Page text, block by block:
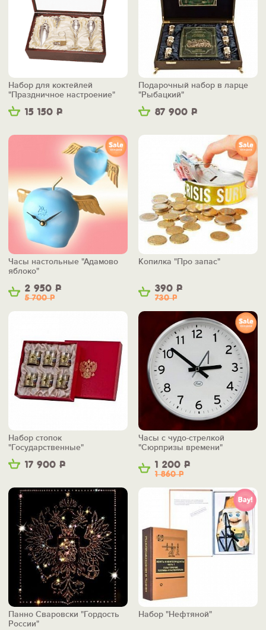
15 150 Р
Набор для коктейлей
"Праздничное настроение"
87 900 Р
Подарочный набор в ларце
"Рыбацкий"
2 950 Р
5 700Р
Часы настольные "Адамово
яблоко"
390 Р
730Р
Копилка "Про запас"
17 900 Р
Набор стопок
"Государственные"
1 200 Р
1 860Р
Часы с чудо-стрелкой
"Сюрпризы времени"
Панно Сваровски "Гордость
России"
Набор "Нефтяной"